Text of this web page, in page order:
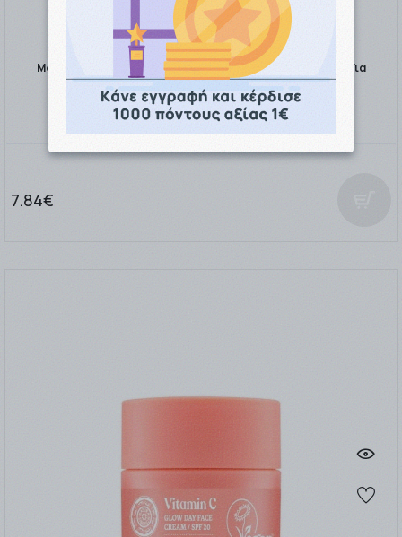
Medisei Panthenol Extra CC Day Cream Light SPF15 Κρέμα Για
Ενυδάτωση - Τόνωση - …
7.84€